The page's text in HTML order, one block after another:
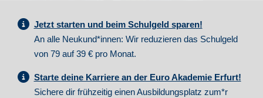
Jetzt starten und beim Schulgeld sparen!
An alle Neukund*innen: Wir reduzieren das Schulgeld
von 79 auf 39 € pro Monat.
Starte deine Karriere an der Euro Akademie Erfurt!
Sichere dir frühzeitig einen Ausbildungsplatz zum*r